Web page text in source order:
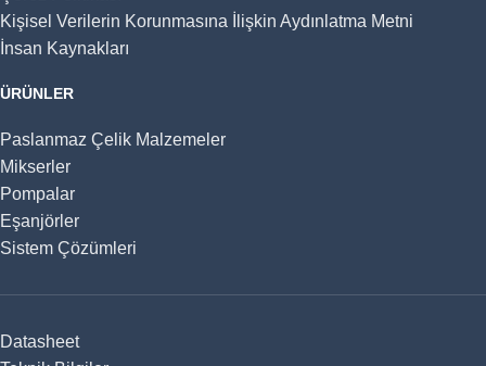
Kişisel Verilerin Korunmasına İlişkin Aydınlatma Metni
İnsan Kaynakları
ÜRÜNLER
Paslanmaz Çelik Malzemeler
Mikserler
Pompalar
Eşanjörler
Sistem Çözümleri
Datasheet